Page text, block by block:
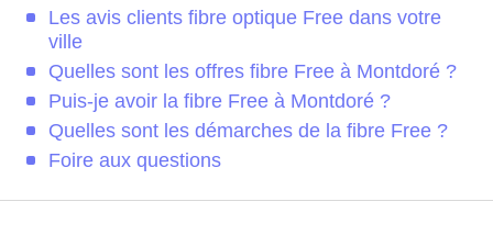
Les avis clients fibre optique Free dans votre
ville
Quelles sont les offres fibre Free à Montdoré ?
Puis-je avoir la fibre Free à Montdoré ?
Quelles sont les démarches de la fibre Free ?
Foire aux questions